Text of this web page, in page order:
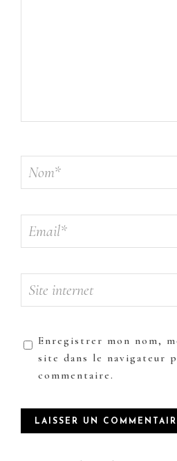
Enregistrer mon nom,
site dans le navigateur
commentaire.